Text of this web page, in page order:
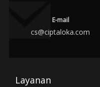
E-mail
cs@ciptaloka.com
Layanan